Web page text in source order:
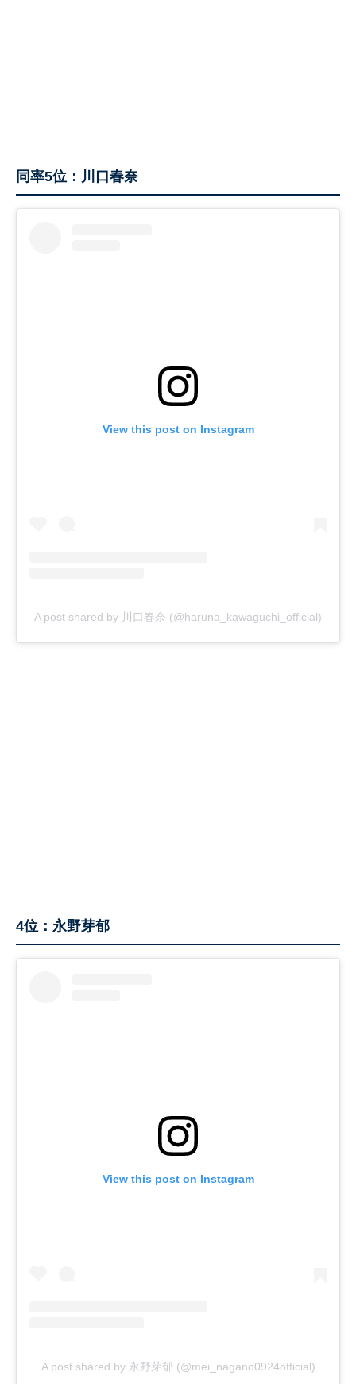
同率5位：川口春奈
View this post on Instagram
A post shared by 川口春奈 (@haruna_kawaguchi_official)
4位：永野芽郁
View this post on Instagram
A post shared by 永野芽郁 (@mei_nagano0924official)